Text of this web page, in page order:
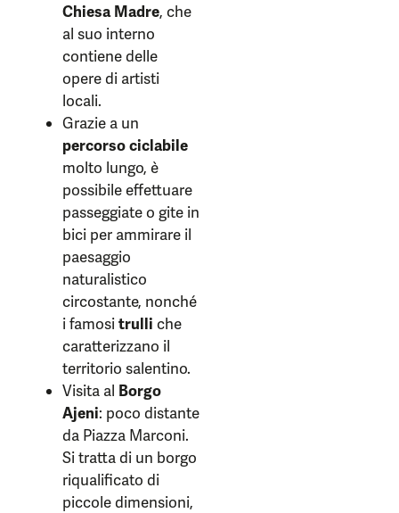
Chiesa Madre, che
al suo interno
contiene delle
opere di artisti
locali.
Grazie a un
percorso ciclabile
molto lungo, è
possibile effettuare
passeggiate o gite in
bici per ammirare il
paesaggio
naturalistico
circostante, nonché
i famositrulli che
caratterizzano il
territorio salentino.
Visita al Borgo
Ajeni: poco distante
da Piazza Marconi.
Si tratta di un borgo
riqualificato di
piccole dimensioni,